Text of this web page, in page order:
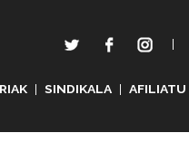
|
| SINDIKALA | AFILIATU